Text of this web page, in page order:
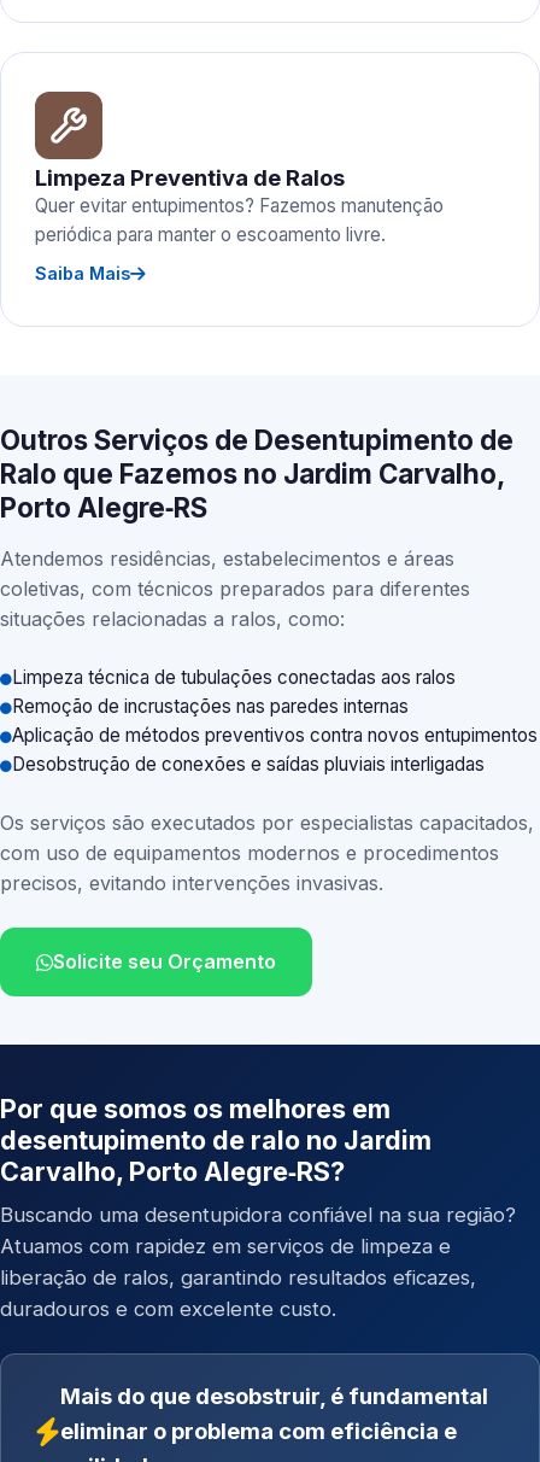
Limpeza Preventiva de Ralos
Quer evitar entupimentos? Fazemos manutenção
periódica para manter o escoamento livre.
Saiba Mais
Outros Serviços de Desentupimento de
Ralo que Fazemos no Jardim Carvalho,
Porto Alegre‑RS
Atendemos residências, estabelecimentos e áreas
coletivas, com técnicos preparados para diferentes
situações relacionadas a ralos, como:
Limpeza técnica de tubulações conectadas aos ralos
Remoção de incrustações nas paredes internas
Aplicação de métodos preventivos contra novos entupimentos
Desobstrução de conexões e saídas pluviais interligadas
Os serviços são executados por especialistas capacitados,
com uso de equipamentos modernos e procedimentos
precisos, evitando intervenções invasivas.
Solicite seu Orçamento
Por que somos os melhores em
desentupimento de ralo no Jardim
Carvalho, Porto Alegre‑RS?
Buscando uma desentupidora confiável na sua região?
Atuamos com rapidez em serviços de limpeza e
liberação de ralos, garantindo resultados eficazes,
duradouros e com excelente custo.
Mais do que desobstruir, é fundamental
eliminar o problema com eficiência e